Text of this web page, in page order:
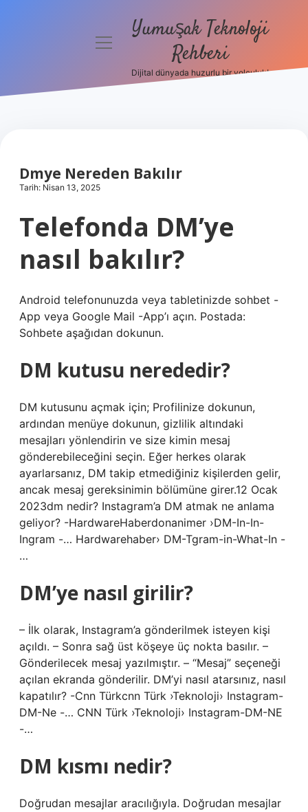
menüyüYumuşak Teknoloji
Rehberi
Dijital dünyada huzurlu bir yolculuk!
Dmye Nereden Bakılır
Tarih: Nisan 13, 2025
Telefonda DM’ye
nasıl bakılır?
Android telefonunuzda veya tabletinizde sohbet -
App veya Google Mail -App’ı açın. Postada:
Sohbete aşağıdan dokunun.
DM kutusu nerededir?
DM kutusunu açmak için; Profilinize dokunun,
ardından menüye dokunun, gizlilik altındaki
mesajları yönlendirin ve size kimin mesaj
gönderebileceğini seçin. Eğer herkes olarak
ayarlarsanız, DM takip etmediğiniz kişilerden gelir,
ancak mesaj gereksinimin bölümüne girer.12 Ocak
2023dm nedir? Instagram’a DM atmak ne anlama
geliyor? -HardwareHaberdonanimer ›DM-In-In-
Ingram -… Hardwarehaber› DM-Tgram-in-What-In -
…
DM’ye nasıl girilir?
– İlk olarak, Instagram’a gönderilmek isteyen kişi
açıldı. – Sonra sağ üst köşeye üç nokta basılır. –
Gönderilecek mesaj yazılmıştır. – “Mesaj” seçeneği
açılan ekranda gönderilir. DM’yi nasıl atarsınız, nasıl
kapatılır? -Cnn Türkcnn Türk ›Teknoloji› Instagram-
DM-Ne -… CNN Türk ›Teknoloji› Instagram-DM-NE
-…
DM kısmı nedir?
Doğrudan mesajlar aracılığıyla. Doğrudan mesajlar